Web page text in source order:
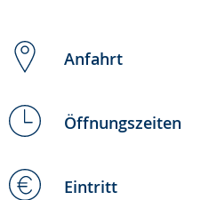
Anfahrt
Öffnungszeiten
Eintritt